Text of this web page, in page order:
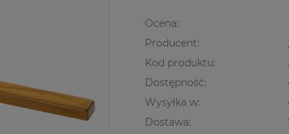
Ocena:
Producent:
Kod produktu:
Dostępność:
Wysyłka w:
Dostawa: